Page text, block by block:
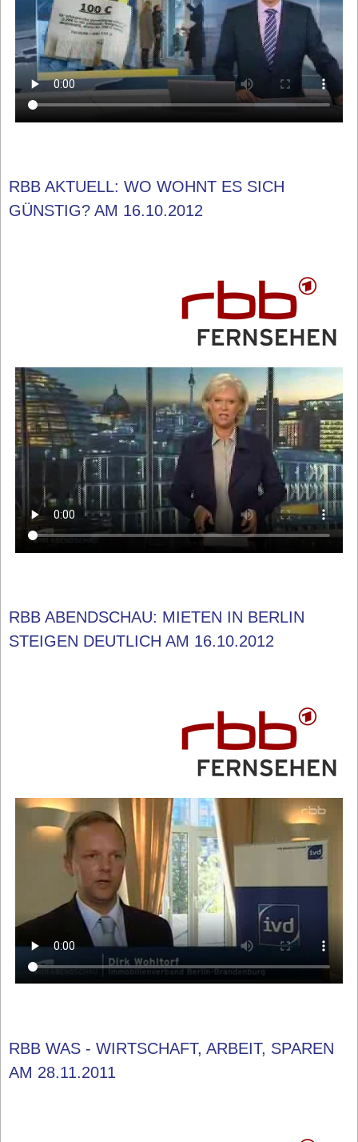
RBB AKTUELL: WO WOHNT ES SICH
GÜNSTIG? AM 16.10.2012
RBB ABENDSCHAU: MIETEN IN BERLIN
STEIGEN DEUTLICH AM 16.10.2012
RBB WAS - WIRTSCHAFT, ARBEIT, SPAREN
AM 28.11.2011